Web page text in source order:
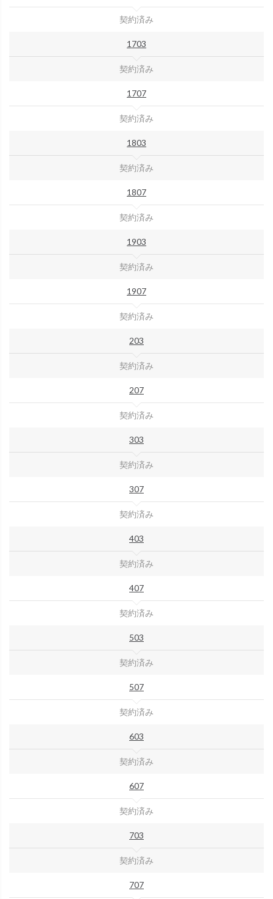
契約済み
1703
契約済み
1707
契約済み
1803
契約済み
1807
契約済み
1903
契約済み
1907
契約済み
203
契約済み
207
契約済み
303
契約済み
307
契約済み
403
契約済み
407
契約済み
503
契約済み
507
契約済み
603
契約済み
607
契約済み
703
契約済み
707